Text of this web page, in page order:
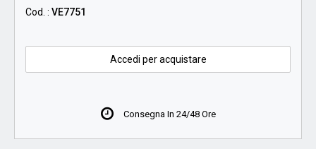
Cod. : VE7751
Accedi per acquistare
Consegna In 24/48 Ore